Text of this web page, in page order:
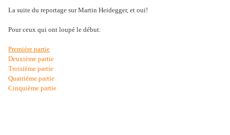
La suite du reportage sur Martin Heidegger, et oui!
Pour ceux qui ont loupé le début:
Première partie
Deuxième partie
Troisième partie
Quatrième partie
Cinquième partie